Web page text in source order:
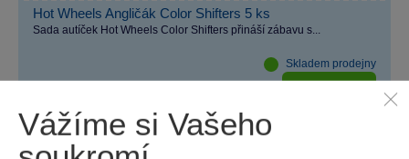
Hot Wheels Angličák Color Shifters 5 ks
Sada autíček Hot Wheels Color Shifters přináší zábavu s...
Skladem prodejny
Vážíme si Vašeho